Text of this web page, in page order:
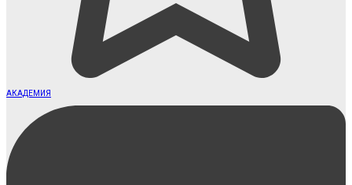
АКАДЕМИЯ